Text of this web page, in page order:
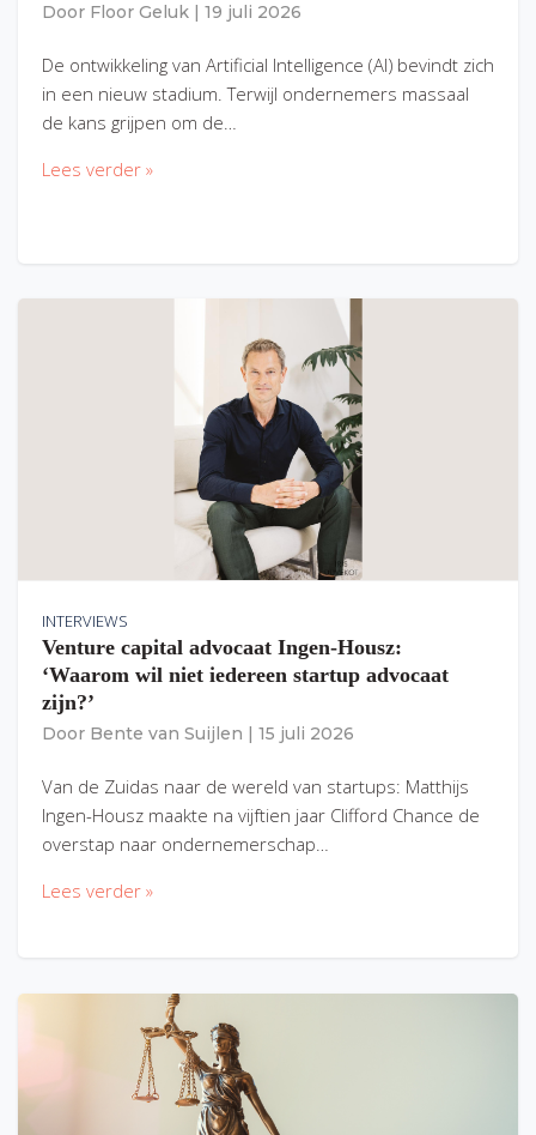
Door Floor Geluk 19 juli 2026
De ontwikkeling van Artificial Intelligence (AI) bevindt zich
in een nieuw stadium. Terwijl ondernemers massaal
de kans grijpen om de…
Lees verder »
INTERVIEWS
Venture capital advocaat Ingen-Housz:
‘Waarom wil niet iedereen startup advocaat
zijn?’
Door Bente van Suijlen 15 juli 2026
Van de Zuidas naar de wereld van startups: Matthijs
Ingen-Housz maakte na vijftien jaar Clifford Chance de
overstap naar ondernemerschap…
Lees verder »